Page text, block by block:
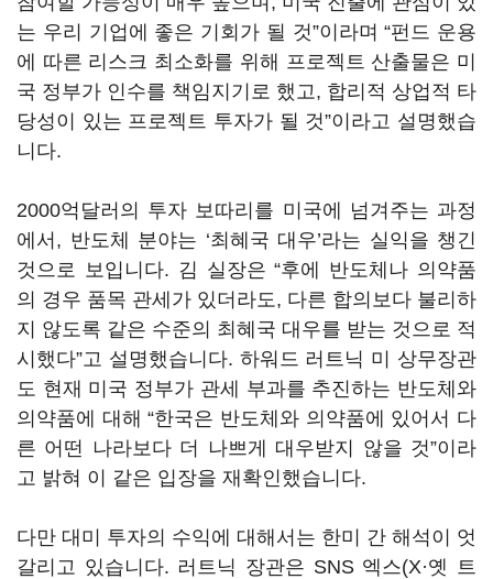
는 우리 기업에 좋은 기회가 될 것”이라며 “펀드 운용
에 따른 리스크 최소화를 위해 프로젝트 산출물은 미
국 정부가 인수를 책임지기로 했고, 합리적 상업적 타
당성이 있는 프로젝트 투자가 될 것”이라고 설명했습
니다.
2000억달러의 투자 보따리를 미국에 넘겨주는 과정
에서, 반도체 분야는 ‘최혜국 대우’라는 실익을 챙긴
것으로 보입니다. 김 실장은 “후에 반도체나 의약품
의 경우 품목 관세가 있더라도, 다른 합의보다 불리하
지 않도록 같은 수준의 최혜국 대우를 받는 것으로 적
시했다”고 설명했습니다. 하워드 러트닉 미 상무장관
도 현재 미국 정부가 관세 부과를 추진하는 반도체와
의약품에 대해“한국은 반도체와 의약품에 있어서 다
른 어떤 나라보다 더 나쁘게 대우받지 않을 것”이라
고 밝혀 이 같은 입장을 재확인했습니다.
다만 대미 투자의 수익에 대해서는 한미 간 해석이 엇
갈리고 있습니다. 러트닉 장관은 SNS 엑스(X·옛 트